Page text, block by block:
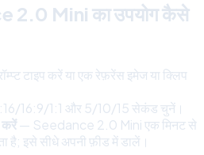
2.0 Mini का उपयोग कैसे
टाइप करें या एक रेफ़रेंस इमेज या क्लिप
16:9/1:1 और 5/10/15 सेकंड चुनें।
करें— Seedance 2.0 Mini एक मिनट से
है; इसे सीधे अपनी फ़ीड में डालें।